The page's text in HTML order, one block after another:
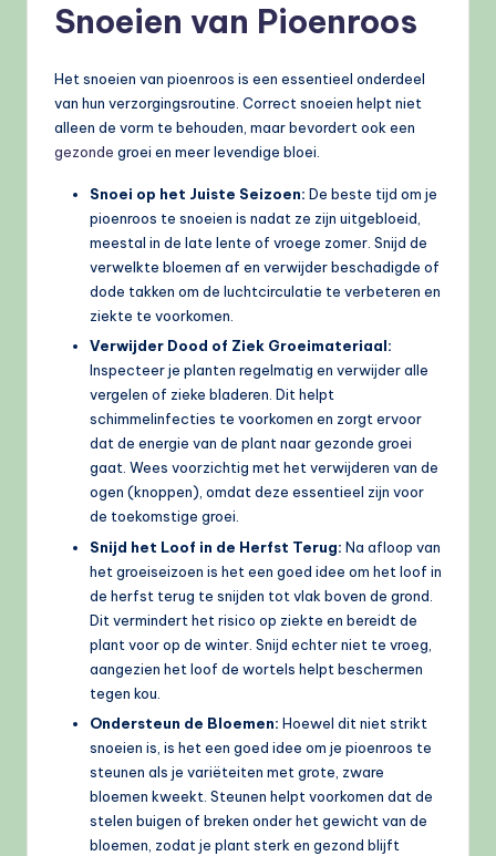
Snoeien van Pioenroos
Het snoeien van pioenroos is een essentieel onderdeel
van hun verzorgingsroutine. Correct snoeien helpt niet
alleen de vorm te behouden, maar bevordert ook een
gezonde groei en meer levendige bloei.
Snoei op het Juiste Seizoen: De beste tijd om je
pioenroos te snoeien is nadat ze zijn uitgebloeid,
meestal in de late lente of vroege zomer. Snijd de
verwelkte bloemen af en verwijder beschadigde of
dode takken om de luchtcirculatie te verbeteren en
ziekte te voorkomen.
Verwijder Dood of Ziek Groeimateriaal:
Inspecteer je planten regelmatig en verwijder alle
vergelen of zieke bladeren. Dit helpt
schimmelinfecties te voorkomen en zorgt ervoor
dat de energie van de plant naar gezonde groei
gaat. Wees voorzichtig met het verwijderen van de
ogen (knoppen), omdat deze essentieel zijn voor
de toekomstige groei.
Snijd het Loof in de Herfst Terug: Na afloop van
het groeiseizoen is het een goed idee om het loof in
de herfst terug te snijden tot vlak boven de grond.
Dit vermindert het risico op ziekte en bereidt de
plant voor op de winter. Snijd echter niet te vroeg,
aangezien het loof de wortels helpt beschermen
tegen kou.
Ondersteun de Bloemen: Hoewel dit niet strikt
snoeien is, is het een goed idee om je pioenroos te
steunen als je variëteiten met grote, zware
bloemen kweekt. Steunen helpt voorkomen dat de
stelen buigen of breken onder het gewicht van de
bloemen, zodat je plant sterk en gezond blijft